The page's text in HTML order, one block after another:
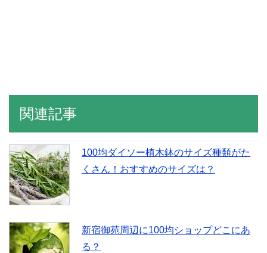
関連記事
100均ダイソー植木鉢のサイズ種類がた
くさん！おすすめのサイズは？
新宿御苑周辺に100均ショップどこにあ
る？